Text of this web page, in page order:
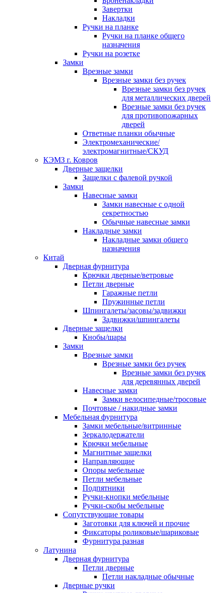
Завертки
Накладки
Ручки на планке
Ручки на планке общего
назначения
Ручки на розетке
Замки
Врезные замки
Врезные замки без ручек
Врезные замки без ручек
для металлических дверей
Врезные замки без ручек
для противопожарных
дверей
Ответные планки обычные
Электромеханические/
электромагнитные/СКУД
КЭМЗ г. Ковров
Дверные защелки
Защелки с фалевой ручкой
Замки
Навесные замки
Замки навесные с одной
секретностью
Обычные навесные замки
Накладные замки
Накладные замки общего
назначения
Китай
Дверная фурнитура
Крючки дверные/ветровые
Петли дверные
Гаражные петли
Пружинные петли
Шпингалеты/засовы/задвижки
Задвижки/шпингалеты
Дверные защелки
Кнобы/шары
Замки
Врезные замки
Врезные замки без ручек
Врезные замки без ручек
для деревянных дверей
Навесные замки
Замки велосипедные/тросовые
Почтовые / накидные замки
Мебельная фурнитура
Замки мебельные/витринные
Зеркалодержатели
Крючки мебельные
Магнитные защелки
Направляющие
Опоры мебельные
Петли мебельные
Подпятники
Ручки-кнопки мебельные
Ручки-скобы мебельные
Сопутствующие товары
Заготовки для ключей и прочие
Фиксаторы роликовые/шариковые
Фурнитура разная
Латунина
Дверная фурнитура
Петли дверные
Петли накладные обычные
Дверные ручки